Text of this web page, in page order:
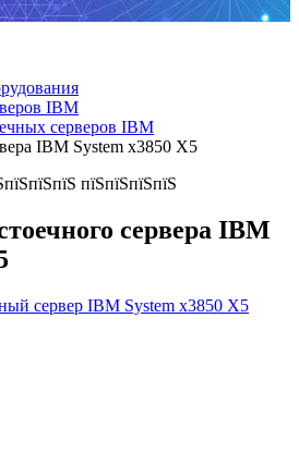
IBM
серверов IBM
IBM System x3850 X5
сервера IBM
сервер IBM System x3850 X5